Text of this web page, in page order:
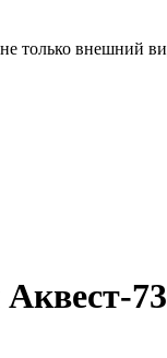
только внешний
73